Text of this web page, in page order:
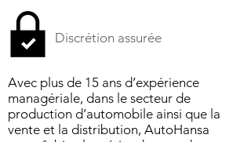
Discrétion assurée
Avec plus de 15 ans d’expérience
managériale, dans le secteur de
production d’automobile ainsi que la
vente et la distribution, AutoHansa